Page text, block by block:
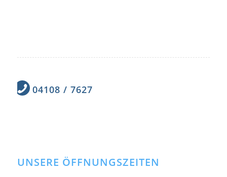
04108 / 7627
UNSERE ÖFFNUNGSZEITEN